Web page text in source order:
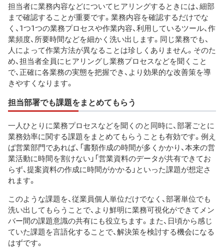
担当者に業務内容などについてヒアリングするときには、細部
まで確認することが重要です。業務内容を確認するだけでな
く、1つ1つの業務プロセスや作業内容、利用しているツール、作
業頻度、所要時間などを細かく洗い出します。同じ業務でも、
人によって作業方法が異なることは珍しくありません。そのた
め、担当者全員にヒアリングし業務プロセスなどを聞くこと
で、正確に各業務の実態を把握でき、より効果的な改善策を導
きやすくなります。
担当部署でも課題をまとめてもらう
一人ひとりに業務プロセスなどを聞くのと同時に、部署ごとに
業務効率に関する課題をまとめてもらうことも有効です。例え
ば営業部門であれば、「書類作成の時間が多くかかり、本来の営
業活動に時間を割けない」「営業資料のデータが共有できてお
らず、提案資料の作成に時間がかかる」といった課題が想定さ
れます。
このような課題を、従業員個人単位だけでなく、部署単位でも
洗い出してもらうことで、より鮮明に業務可視化ができてメン
バー間の課題意識の共有にも役立ちます。また、日頃から感じ
ていた課題を言語化することで、解決策を検討する機会になる
はずです。